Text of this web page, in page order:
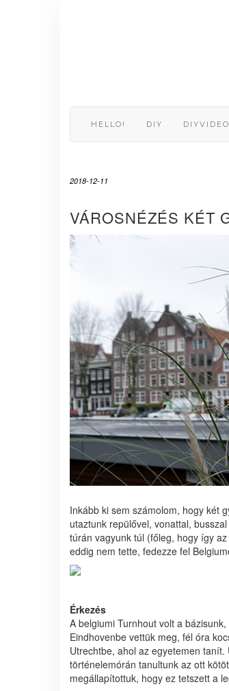
HELLO! DIY DIYVIDEO
2018-12-11
VÁROSNÉZÉS KÉT
Inkább ki sem számolom, hogy két
utaztunk repülővel, vonattal,
túrán vagyunk túl (főleg, hogy így
eddig nem tette, fedezze fel
Érkezés
A belgiumi Turnhout volt a
Eindhovenbe vettük meg, fél óra
Utrechtbe, ahol az egyetemen
történelemórán tanultunk az ott
megállapítottuk, hogy ez tetszett a